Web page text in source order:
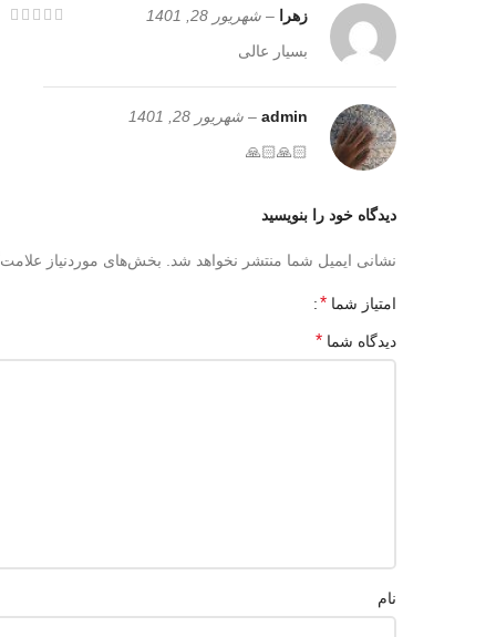
زهرا – شهریور 28, 1401
بسیار عالی
admin
– شهریور 28, 1401
🙏🏻🙏🏻
دیدگاه خود را بنویسید
نشانی ایمیل شما منتشر نخواهد شد. بخش‌های موردنیاز
امتیاز شما *
دیدگاه شما *
نام